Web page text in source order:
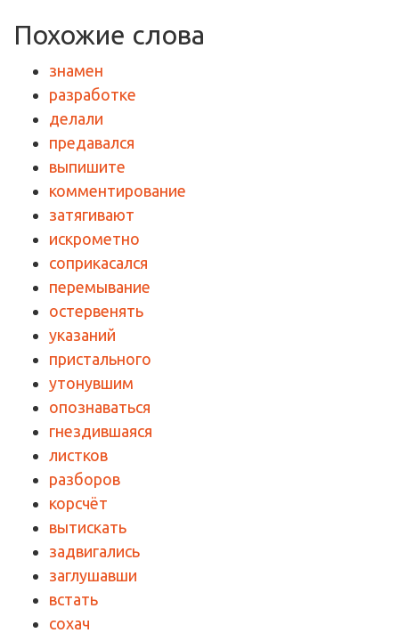
Похожие слова
знамен
разработке
делали
предавался
выпишите
комментирование
затягивают
искрометно
соприкасался
перемывание
остервенять
указаний
пристального
утонувшим
опознаваться
гнездившаяся
листков
разборов
корсчёт
вытискать
задвигались
заглушавши
встать
сохач